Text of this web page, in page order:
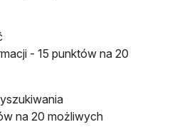
- 15 punktów na 20
na 20 możliwych